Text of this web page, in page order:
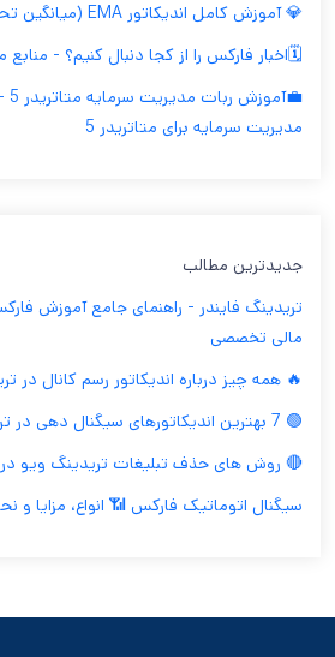
💎 آموزش کامل اندیکاتور EMA (میانگین تحرک نمایی) 💎
🗓️اخبار فارکس را از کجا دنبال کنیم؟ - منابع
مدیریت سرمایه برای متاتریدر 5
جدیدترین مطالب
تریدینگ فایندر - راهنمای جامع آموزش
مالی تخصصی
🔥 همه چیز درباره اندیکاتور رسم کانال در
🟢 7 بهترین اندیکاتورهای سیگنال دهی در تریدینگ ویو 🟢
🔴 روش های حذف تبلیغات تریدینگ ویو
سیگنال اتوماتیک فارکس 📶 انواع، مزایا و